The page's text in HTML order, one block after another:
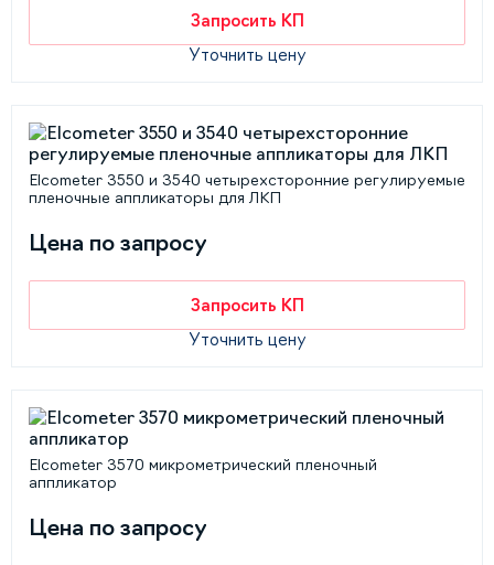
Запросить КП
Уточнить цену
Elcometer 3550 и 3540 четырехсторонние регулируемые
пленочные аппликаторы для ЛКП
Цена по запросу
Запросить КП
Уточнить цену
Elcometer 3570 микрометрический пленочный
аппликатор
Цена по запросу